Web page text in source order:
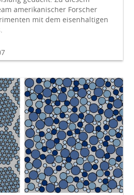
amerikanischer Forscher
mit dem eisenhaltigen